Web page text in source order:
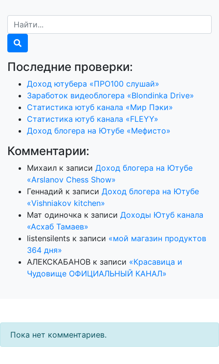
Последние проверки:
Доход ютубера «ПРО100 слушай»
Заработок видеоблогера «Blondinka Drive»
Статистика ютуб канала «Мир Пэки»
Статистика ютуб канала «FLEYY»
Доход блогера на Ютубе «Мефисто»
Комментарии:
Михаил к записи Доход блогера на Ютубе
«Arslanov Chess Show»
Геннадий к записи Доход блогера на Ютубе
«Vishniakov kitchen»
Мат одиночка к записи Доходы Ютуб канала
«Асхаб Тамаев»
listensilents к записи «мой магазин продуктов
364 дня»
АЛЕКСКАБАНОВ к записи «Красавица и
Чудовище ОФИЦИАЛЬНЫЙ КАНАЛ»
Пока нет комментариев.